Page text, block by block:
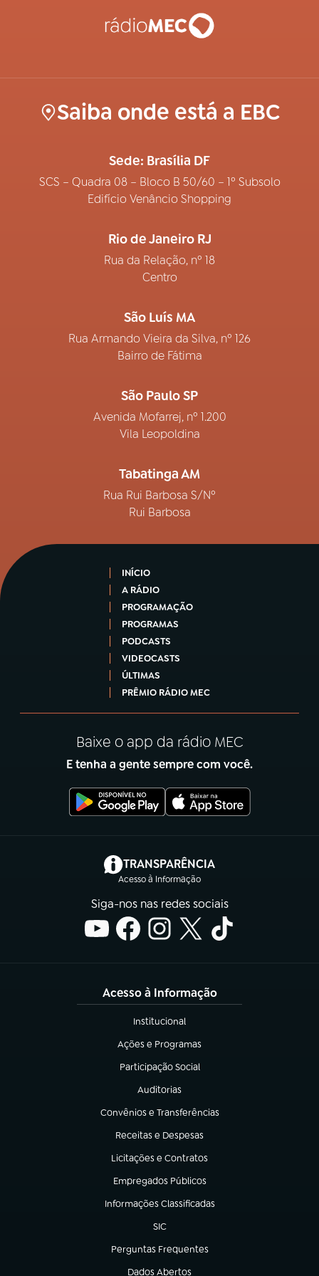
Saiba onde está a EBC
Sede: Brasília DF
SCS – Quadra 08 – Bloco B 50/60 – 1º Subsolo
Edifício Venâncio Shopping
Rio de Janeiro RJ
Rua da Relação, nº 18
Centro
São Luís MA
Rua Armando Vieira da Silva, nº 126
Bairro de Fátima
São Paulo SP
Avenida Mofarrej, nº 1.200
Vila Leopoldina
Tabatinga AM
Rua Rui Barbosa S/Nº
Rui Barbosa
INÍCIO
A RÁDIO
PROGRAMAÇÃO
PROGRAMAS
PODCASTS
VIDEOCASTS
ÚLTIMAS
PRÊMIO RÁDIO MEC
Baixe o app da rádio MEC
E tenha a gente sempre com você.
TRANSPARÊNCIA
Acesso à Informação
(abre em nova aba)
Siga-nos nas redes sociais
Acesso à Informação
Institucional
(abre em nova aba)
Ações e Programas
(abre em nova aba)
Participação Social
(abre em nova aba)
Auditorias
(abre em nova aba)
Convênios e Transferências
(abre em nova aba)
Receitas e Despesas
(abre em nova aba)
Licitações e Contratos
(abre em nova aba)
Empregados Públicos
(abre em nova aba)
Informações Classificadas
(abre em nova aba)
SIC
(abre em nova aba)
Perguntas Frequentes
(abre em nova aba)
Dados Abertos